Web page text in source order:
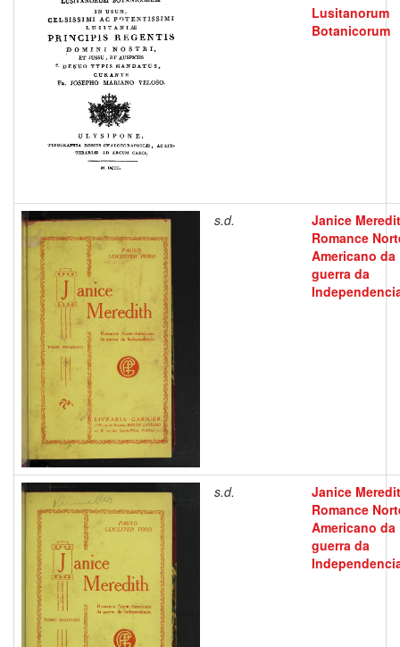
Lusitanorum
Botanicorum
s.d.
Janice
Romance
Americano da
guerra da
s.d.
Janice
Romance
Americano da
guerra da